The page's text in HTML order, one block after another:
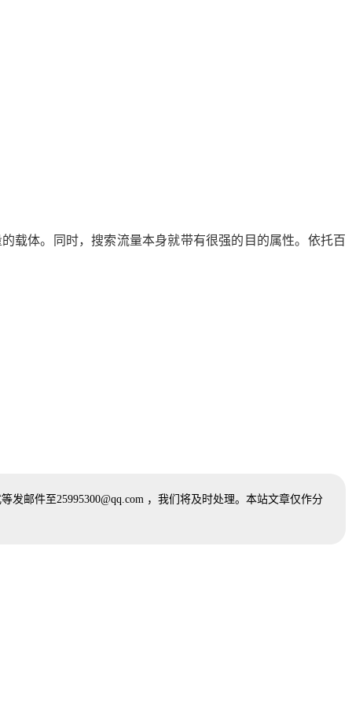
载体。同时，搜索流量本身就带有很强的目的属性。依托百
邮件至25995300@qq.com ，我们将及时处理。本站文章仅作分